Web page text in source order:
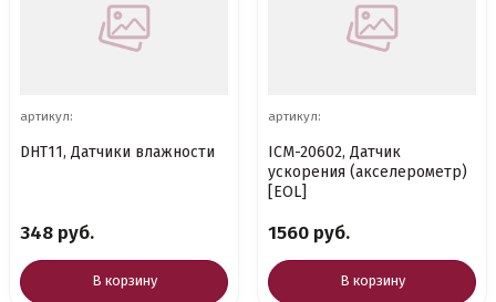
артикул:
DHT11, Датчики влажности
348 руб.
В корзину
артикул:
ICM-20602, Датчик
ускорения (акселерометр)
[EOL]
1560 руб.
В корзину